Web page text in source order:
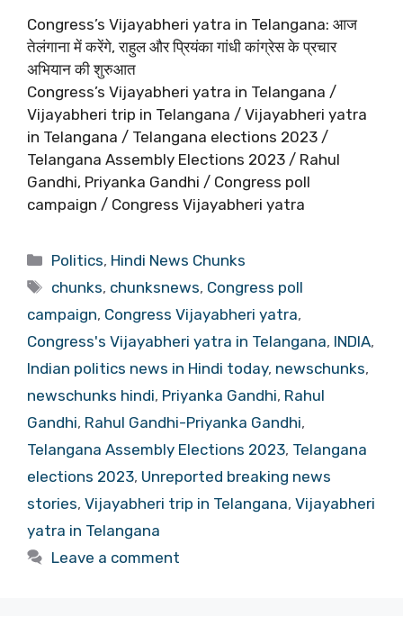
Congress’s Vijayabheri yatra in Telangana: आज
तेलंगाना में करेंगे, राहुल और प्रियंका गांधी कांग्रेस के प्रचार
अभियान की शुरुआत
Congress’s Vijayabheri yatra in Telangana /
Vijayabheri trip in Telangana / Vijayabheri yatra
in Telangana / Telangana elections 2023 /
Telangana Assembly Elections 2023 / Rahul
Gandhi, Priyanka Gandhi / Congress poll
campaign / Congress Vijayabheri yatra
Categories
Politics, Hindi News Chunks
Tags
chunks, chunksnews, Congress poll
campaign, Congress Vijayabheri yatra,
Congress's Vijayabheri yatra in Telangana, INDIA,
Indian politics news in Hindi today, newschunks,
newschunks hindi, Priyanka Gandhi, Rahul
Gandhi, Rahul Gandhi-Priyanka Gandhi,
Telangana Assembly Elections 2023, Telangana
elections 2023, Unreported breaking news
stories, Vijayabheri trip in Telangana, Vijayabheri
yatra in Telangana
Leave a comment